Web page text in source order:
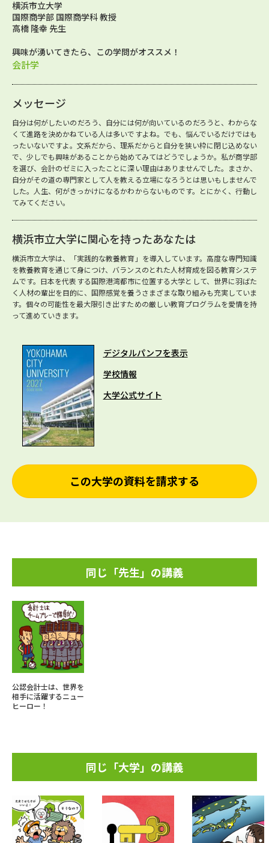
横浜市立大学
国際商学部 国際商学科 教授
高橋 隆幸 先生
興味が湧いてきたら、この学問がオススメ！
会計学
メッセージ
自分は何がしたいのだろう、自分には何が向いているのだろうと、わからな
くて進路を決めかねている人は多いですよね。でも、悩んでいるだけではも
ったいないですよ。文系だから、理系だからと自分を狭い枠に閉じ込めない
で、少しでも興味があることから始めてみてはどうでしょうか。私が商学部
を選び、会計のゼミに入ったことに深い理由はありませんでした。まさか、
自分がその道の専門家として人を教える立場になろうとは思いもしませんで
した。人生、何がきっかけになるかわからないものです。とにかく、行動し
てみてください。
横浜市立大学に関心を持ったあなたは
横浜市立大学は、「実践的な教養教育」を導入しています。高度な専門知識
を教養教育を通じて身につけ、バランスのとれた人材育成を図る教育システ
ムです。日本を代表する国際港湾都市に位置する大学として、世界に羽ばた
く人材の輩出を目的に、国際感覚を養うさまざまな取り組みも充実していま
す。個々の可能性を最大限引き出すための厳しい教育プログラムを愛情を持
って進めていきます。
デジタルパンフを表示
学校情報
大学公式サイト
この大学の資料を請求する
同じ「先生」の講義
公認会計士は、世界を
相手に活躍するニュー
ヒーロー！
同じ「大学」の講義